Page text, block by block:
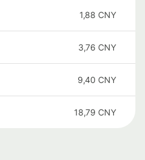
1,88 CNY
3,76 CNY
9,40 CNY
18,79 CNY